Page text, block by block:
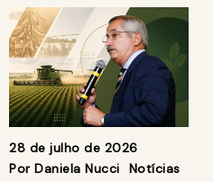
28 de julho de 2026
Por Daniela Nucci Notícias